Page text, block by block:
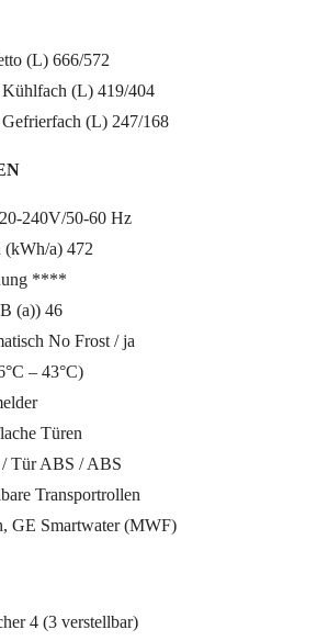
(L) 666/572
(L) 419/404
(L) 247/168
240V/50-60 Hz
(kWh/a) 472
****
(a)) 46
No Frost / ja
– 43°C)
Türen
/ Tür ABS / ABS
Transportrollen
GE Smartwater (MWF)
4 (3 verstellbar)